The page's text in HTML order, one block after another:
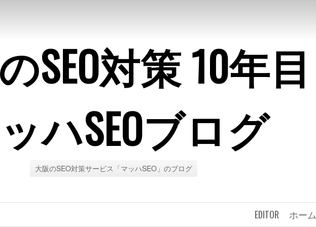
SEO対策 10年目
ハSEOブログ
大阪のSEO対策サービス「マッハSEO」のブログ
ホーム
EDITOR